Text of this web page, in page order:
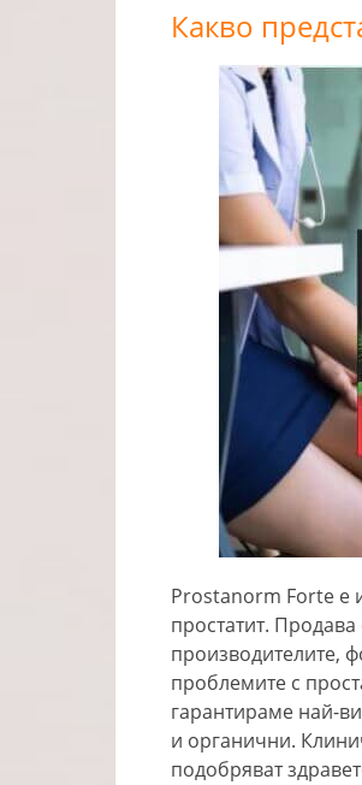
Какво
Prostanorm Forte е
простатит.
производителите,
проблемите с
гарантираме най-
и органични.
подобряват